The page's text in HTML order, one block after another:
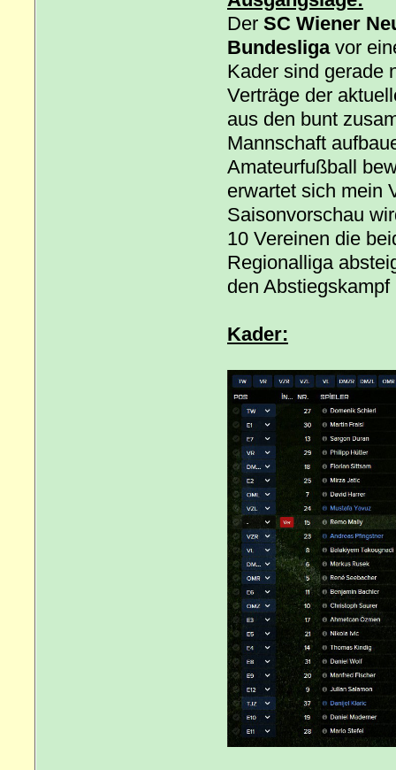
Der SC Wiener
Bundesligavor
Kader sind gerade
Verträge der
aus den bunt
Mannschaft
Amateurfußball
erwartet sich mein
Saisonvorschau
10 Vereinen die
Regionalliga
den
Kader: